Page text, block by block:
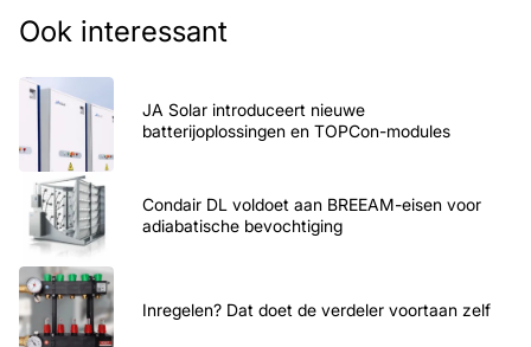
Ook interessant
JA Solar introduceert nieuwe
batterijoplossingen en TOPCon-modules
Condair DL voldoet aan BREEAM-eisen voor
adiabatische bevochtiging
Inregelen? Dat doet de verdeler voortaan zelf